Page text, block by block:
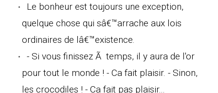
Le bonheur est toujours une exception,
quelque chose qui sâ€™arrache aux lois
ordinaires de lâ€™existence.
- Si vous finissez Ã temps, il y aura de l'or
pour tout le monde ! - Ca fait plaisir. - Sinon,
les crocodiles ! - Ca fait pas plaisir...